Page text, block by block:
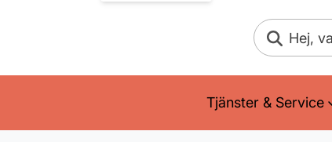
Sök
Tjänster & Service